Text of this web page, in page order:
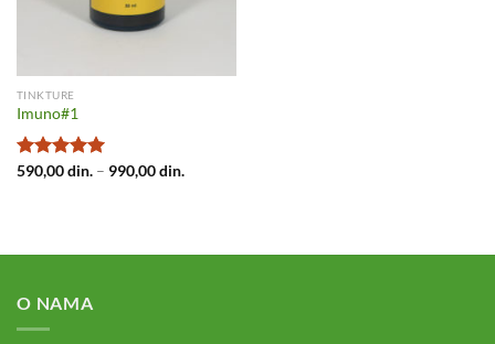
TINKTURE
Imuno#1
Ocenjeno
590,00din. – 990,00din.Raspon
O NAMA